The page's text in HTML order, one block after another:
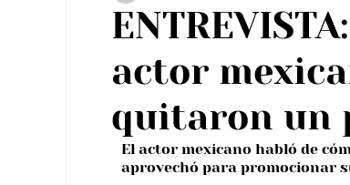
actor
quitaron un
El actor mexicano habló de
aprovechó para promocionar